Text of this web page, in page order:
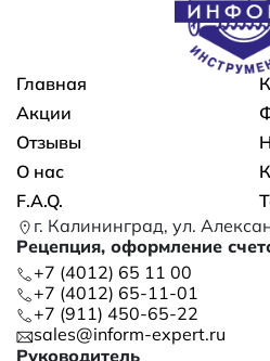
Основная навигация
Главная
Акции
Отзывы
О нас
F.A.Q.
г. Калининград, ул.
Рецепция, оформление
+7 (4012) 65 11 00
+7 (4012) 65-11-01
+7 (911) 450-65-22
sales@inform-expert.ru
Руководитель